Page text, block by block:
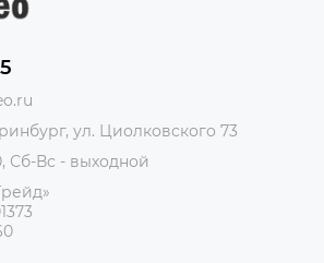
ул. Циолковского 73
Сб-Вс - выходной